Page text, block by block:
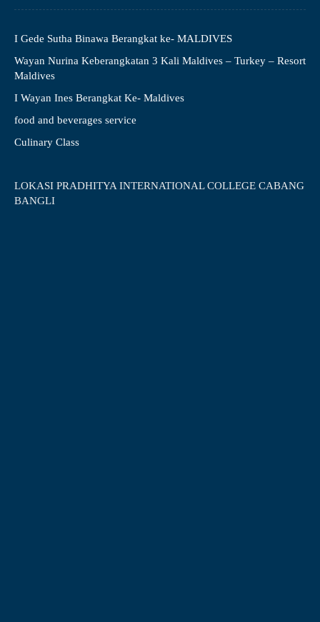
I Gede Sutha Binawa Berangkat ke- MALDIVES
Wayan Nurina Keberangkatan 3 Kali Maldives – Turkey – Resort
Maldives
I Wayan Ines Berangkat Ke- Maldives
food and beverages service
Culinary Class
LOKASI PRADHITYA INTERNATIONAL COLLEGE CABANG
BANGLI